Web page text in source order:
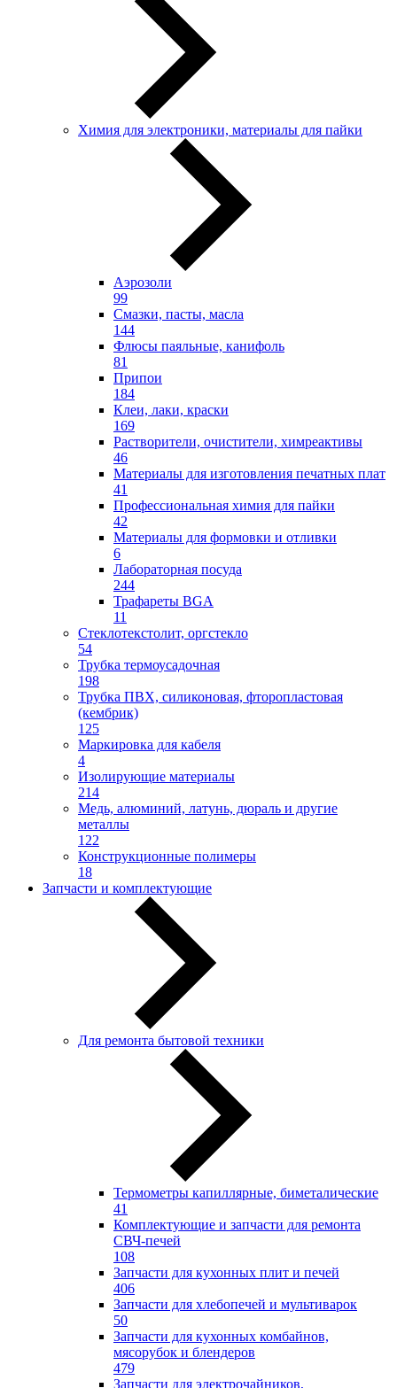
Химия для электроники, материалы для пайки
Аэрозоли
99
Смазки, пасты, масла
144
Флюсы паяльные, канифоль
81
Припои
184
Клеи, лаки, краски
169
Растворители, очистители, химреактивы
46
Материалы для изготовления печатных плат
41
Профессиональная химия для пайки
42
Материалы для формовки и отливки
6
Лабораторная посуда
244
Трафареты BGA
11
Стеклотекстолит, оргстекло
54
Трубка термоусадочная
198
Трубка ПВХ, силиконовая, фторопластовая
(кембрик)
125
Маркировка для кабеля
4
Изолирующие материалы
214
Медь, алюминий, латунь, дюраль и другие
металлы
122
Конструкционные полимеры
18
Запчасти и комплектующие
Для ремонта бытовой техники
Термометры капиллярные, биметалические
41
Комплектующие и запчасти для ремонта
СВЧ-печей
108
Запчасти для кухонных плит и печей
406
Запчасти для хлебопечей и мультиварок
50
Запчасти для кухонных комбайнов,
мясорубок и блендеров
479
Запчасти для электрочайников,